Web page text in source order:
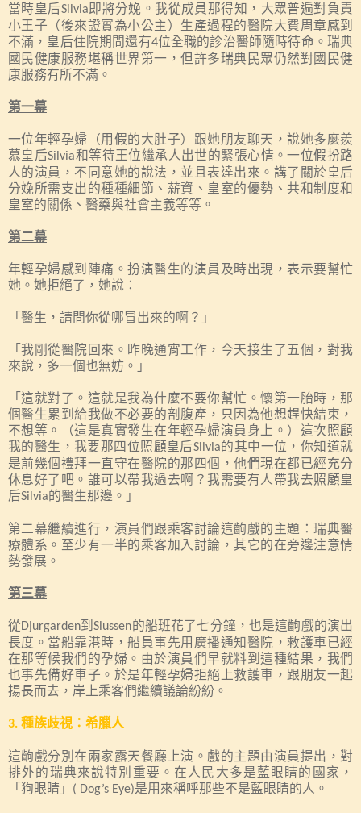
當時皇后Silvia 即將分娩。我從成員那得知，大眾普遍對負責
小王子（後來證實為小公主）生產過程的醫院大費周章感到
不滿，皇后住院期間還有4位全職的診治醫師隨時待命。瑞典
國民健康服務堪稱世界第一，但許多瑞典民眾仍然對國民健
康服務有所不滿。
第一幕
一位年輕孕婦（用假的大肚子）跟她朋友聊天，說她多麼羨
慕皇后Silvia和等待王位繼承人出世的緊張心情。一位假扮路
人的演員，不同意她的說法，並且表達出來。講了關於皇后
分娩所需支出的種種細節、薪資、皇室的優勢、共和制度和
皇室的關係、醫藥與社會主義等等。
第二幕
年輕孕婦感到陣痛。扮演醫生的演員及時出現，表示要幫忙
她。她拒絕了，她說：
「醫生，請問你從哪冒出來的啊？」
「我剛從醫院回來。昨晚通宵工作，今天接生了五個，對我
來說，多一個也無妨。」
「這就對了。這就是我為什麼不要你幫忙。懷第一胎時，那
個醫生累到給我做不必要的剖腹產，只因為他想趕快結束，
不想等。（這是真實發生在年輕孕婦演員身上。）這次照顧
我的醫生，我要那四位照顧皇后Silvia的其中一位，你知道就
是前幾個禮拜一直守在醫院的那四個，他們現在都已經充分
休息好了吧。誰可以帶我過去啊？我需要有人帶我去照顧皇
后Silvia的醫生那邊。」
第二幕繼續進行，演員們跟乘客討論這齣戲的主題：瑞典醫
療體系。至少有一半的乘客加入討論，其它的在旁邊注意情
勢發展。
第三幕
從Djurgarden到Slussen的船班花了七分鐘，也是這齣戲的演出
長度。當船靠港時，船員事先用廣播通知醫院，救護車已經
在那等候我們的孕婦。由於演員們早就料到這種結果，我們
也事先備好車子。於是年輕孕婦拒絕上救護車，跟朋友一起
揚長而去，岸上乘客們繼續議論紛紛。
3. 種族歧視：希臘人
這齣戲分別在兩家露天餐廳上演。戲的主題由演員提出，對
排外的瑞典來說特別重要。在人民大多是藍眼睛的國家，
「狗眼睛」 ( Dog’s Eye)是用來稱呼那些不是藍眼睛的人。